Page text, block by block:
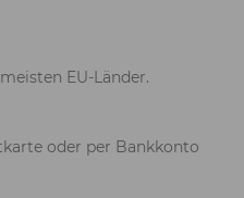
EU-Länder.
oder per Bankkonto